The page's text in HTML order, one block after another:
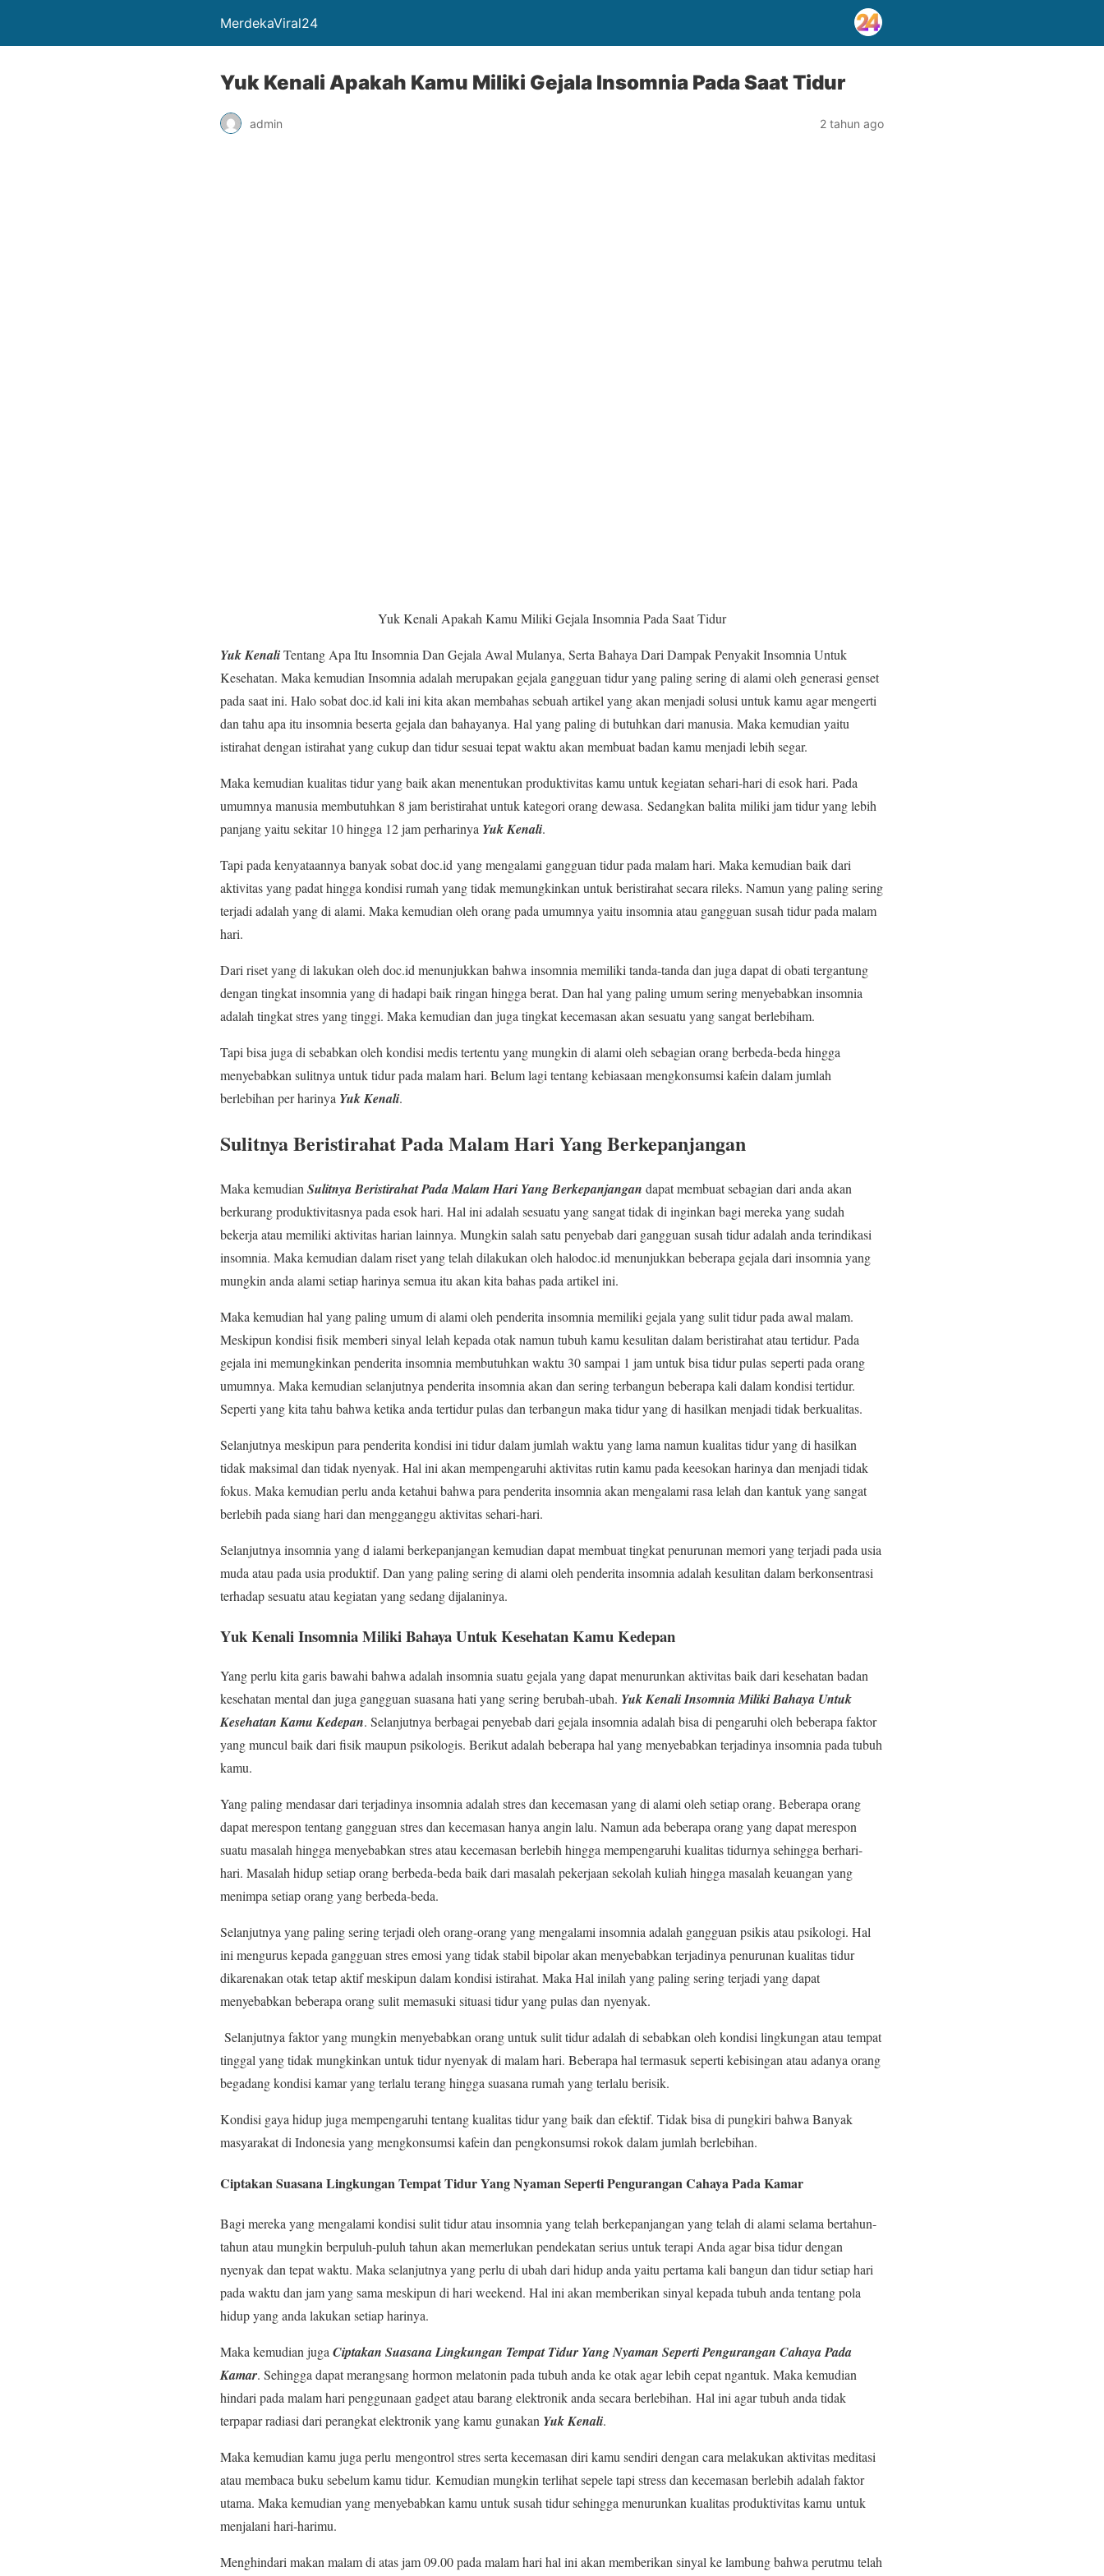
MerdekaViral24
Yuk Kenali Apakah Kamu Miliki Gejala Insomnia Pada Saat Tidur
admin 2 tahun ago
Yuk Kenali Apakah Kamu Miliki Gejala Insomnia Pada Saat Tidur
Yuk KenaliTentang Apa Itu Insomnia Dan Gejala Awal Mulanya, Serta Bahaya Dari Dampak Penyakit Insomnia Untuk
Kesehatan. Maka kemudian Insomnia adalah merupakan gejala gangguan tidur yang paling sering di alami oleh generasi genset
pada saat ini. Halo sobat doc.id kali ini kita akan membahas sebuah artikel yang akan menjadi solusi untuk kamu agar mengerti
dan tahu apa itu insomnia beserta gejala dan bahayanya. Hal yang paling di butuhkan dari manusia. Maka kemudian yaitu
istirahat dengan istirahat yang cukup dan tidur sesuai tepat waktu akan membuat badan kamu menjadi lebih segar.
Maka kemudian kualitas tidur yang baik akan menentukan produktivitas kamu untuk kegiatan sehari-hari di esok hari. Pada
umumnya manusia membutuhkan 8 jam beristirahat untuk kategori orang dewasa. Sedangkan balita miliki jam tidur yang lebih
panjang yaitu sekitar 10 hingga 12 jam perharinya Yuk Kenali.
Tapi pada kenyataannya banyak sobat doc.id yang mengalami gangguan tidur pada malam hari. Maka kemudian baik dari
aktivitas yang padat hingga kondisi rumah yang tidak memungkinkan untuk beristirahat secara rileks. Namun yang paling sering
terjadi adalah yang di alami. Maka kemudian oleh orang pada umumnya yaitu insomnia atau gangguan susah tidur pada malam
hari.
Dari riset yang di lakukan oleh doc.id menunjukkan bahwa insomnia memiliki tanda-tanda dan juga dapat di obati tergantung
dengan tingkat insomnia yang di hadapi baik ringan hingga berat. Dan hal yang paling umum sering menyebabkan insomnia
adalah tingkat stres yang tinggi. Maka kemudian dan juga tingkat kecemasan akan sesuatu yang sangat berlebiham.
Tapi bisa juga di sebabkan oleh kondisi medis tertentu yang mungkin di alami oleh sebagian orang berbeda-beda hingga
menyebabkan sulitnya untuk tidur pada malam hari. Belum lagi tentang kebiasaan mengkonsumsi kafein dalam jumlah
berlebihan per harinya Yuk Kenali.
Sulitnya Beristirahat Pada Malam Hari Yang Berkepanjangan
Maka kemudian Sulitnya Beristirahat Pada Malam Hari Yang Berkepanjangan dapat membuat sebagian dari anda akan
berkurang produktivitasnya pada esok hari. Hal ini adalah sesuatu yang sangat tidak di inginkan bagi mereka yang sudah
bekerja atau memiliki aktivitas harian lainnya. Mungkin salah satu penyebab dari gangguan susah tidur adalah anda terindikasi
insomnia. Maka kemudian dalam riset yang telah dilakukan oleh halodoc.id menunjukkan beberapa gejala dari insomnia yang
mungkin anda alami setiap harinya semua itu akan kita bahas pada artikel ini.
Maka kemudian hal yang paling umum di alami oleh penderita insomnia memiliki gejala yang sulit tidur pada awal malam.
Meskipun kondisi fisik memberi sinyal lelah kepada otak namun tubuh kamu kesulitan dalam beristirahat atau tertidur. Pada
gejala ini memungkinkan penderita insomnia membutuhkan waktu 30 sampai 1 jam untuk bisa tidur pulas seperti pada orang
umumnya. Maka kemudian selanjutnya penderita insomnia akan dan sering terbangun beberapa kali dalam kondisi tertidur.
Seperti yang kita tahu bahwa ketika anda tertidur pulas dan terbangun maka tidur yang di hasilkan menjadi tidak berkualitas.
Selanjutnya meskipun para penderita kondisi ini tidur dalam jumlah waktu yang lama namun kualitas tidur yang di hasilkan
tidak maksimal dan tidak nyenyak. Hal ini akan mempengaruhi aktivitas rutin kamu pada keesokan harinya dan menjadi tidak
fokus. Maka kemudian perlu anda ketahui bahwa para penderita insomnia akan mengalami rasa lelah dan kantuk yang sangat
berlebih pada siang hari dan mengganggu aktivitas sehari-hari.
Selanjutnya insomnia yang d ialami berkepanjangan kemudian dapat membuat tingkat penurunan memori yang terjadi pada usia
muda atau pada usia produktif. Dan yang paling sering di alami oleh penderita insomnia adalah kesulitan dalam berkonsentrasi
terhadap sesuatu atau kegiatan yang sedang dijalaninya.
Yuk Kenali Insomnia Miliki Bahaya Untuk Kesehatan Kamu Kedepan
Yang perlu kita garis bawahi bahwa adalah insomnia suatu gejala yang dapat menurunkan aktivitas baik dari kesehatan badan
kesehatan mental dan juga gangguan suasana hati yang sering berubah-ubah. Yuk Kenali Insomnia Miliki Bahaya Untuk
Kesehatan Kamu Kedepan. Selanjutnya berbagai penyebab dari gejala insomnia adalah bisa di pengaruhi oleh beberapa faktor
yang muncul baik dari fisik maupun psikologis. Berikut adalah beberapa hal yang menyebabkan terjadinya insomnia pada tubuh
kamu.
Yang paling mendasar dari terjadinya insomnia adalah stres dan kecemasan yang di alami oleh setiap orang. Beberapa orang
dapat merespon tentang gangguan stres dan kecemasan hanya angin lalu. Namun ada beberapa orang yang dapat merespon
suatu masalah hingga menyebabkan stres atau kecemasan berlebih hingga mempengaruhi kualitas tidurnya sehingga berhari-
hari. Masalah hidup setiap orang berbeda-beda baik dari masalah pekerjaan sekolah kuliah hingga masalah keuangan yang
menimpa setiap orang yang berbeda-beda.
Selanjutnya yang paling sering terjadi oleh orang-orang yang mengalami insomnia adalah gangguan psikis atau psikologi. Hal
ini mengurus kepada gangguan stres emosi yang tidak stabil bipolar akan menyebabkan terjadinya penurunan kualitas tidur
dikarenakan otak tetap aktif meskipun dalam kondisi istirahat. Maka Hal inilah yang paling sering terjadi yang dapat
menyebabkan beberapa orang sulit memasuki situasi tidur yang pulas dan nyenyak.
Selanjutnya faktor yang mungkin menyebabkan orang untuk sulit tidur adalah di sebabkan oleh kondisi lingkungan atau tempat
tinggal yang tidak mungkinkan untuk tidur nyenyak di malam hari. Beberapa hal termasuk seperti kebisingan atau adanya orang
begadang kondisi kamar yang terlalu terang hingga suasana rumah yang terlalu berisik.
Kondisi gaya hidup juga mempengaruhi tentang kualitas tidur yang baik dan efektif. Tidak bisa di pungkiri bahwa Banyak
masyarakat di Indonesia yang mengkonsumsi kafein dan pengkonsumsi rokok dalam jumlah berlebihan.
Ciptakan Suasana Lingkungan Tempat Tidur Yang Nyaman Seperti Pengurangan Cahaya Pada Kamar
Bagi mereka yang mengalami kondisi sulit tidur atau insomnia yang telah berkepanjangan yang telah di alami selama bertahun-
tahun atau mungkin berpuluh-puluh tahun akan memerlukan pendekatan serius untuk terapi Anda agar bisa tidur dengan
nyenyak dan tepat waktu. Maka selanjutnya yang perlu di ubah dari hidup anda yaitu pertama kali bangun dan tidur setiap hari
pada waktu dan jam yang sama meskipun di hari weekend. Hal ini akan memberikan sinyal kepada tubuh anda tentang pola
hidup yang anda lakukan setiap harinya.
Maka kemudian juga Ciptakan Suasana Lingkungan Tempat Tidur Yang Nyaman Seperti Pengurangan Cahaya Pada
Kamar. Sehingga dapat merangsang hormon melatonin pada tubuh anda ke otak agar lebih cepat ngantuk. Maka kemudian
hindari pada malam hari penggunaan gadget atau barang elektronik anda secara berlebihan. Hal ini agar tubuh anda tidak
terpapar radiasi dari perangkat elektronik yang kamu gunakan Yuk Kenali.
Maka kemudian kamu juga perlu mengontrol stres serta kecemasan diri kamu sendiri dengan cara melakukan aktivitas meditasi
atau membaca buku sebelum kamu tidur. Kemudian mungkin terlihat sepele tapi stress dan kecemasan berlebih adalah faktor
utama. Maka kemudian yang menyebabkan kamu untuk susah tidur sehingga menurunkan kualitas produktivitas kamu untuk
menjalani hari-harimu.
Menghindari makan malam di atas jam 09.00 pada malam hari hal ini akan memberikan sinyal ke lambung bahwa perutmu telah